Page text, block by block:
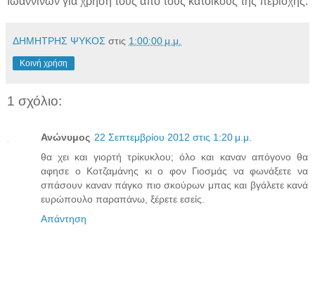
ΔΗΜΗΤΡΗΣ ΨΥΚΟΣ στις 1:00:00 μ.μ.
Κοινή χρήση
1 σχόλιο:
Ανώνυμος 22 Σεπτεμβρίου 2012 στις 1:20 μ.μ.
θα χει και γιορτή τρίκυκλου; όλο και καναν απόγονο θα
αφησε ο Κοτζαμάνης κι ο φον Γιοσμάς να φωνάξετε να
σπάσουν καναν πάγκο πιο σκούρων μπας και βγάλετε κανά
ευρώπουλο παραπάνω, ξέρετε εσείς.
Απάντηση